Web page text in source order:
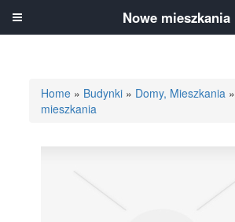
Home » Budynki » Domy, Mieszkania »
mieszkania
Nowe mieszkania